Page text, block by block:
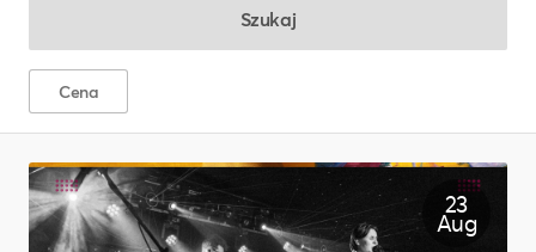
Szukaj
Cena
23
Aug